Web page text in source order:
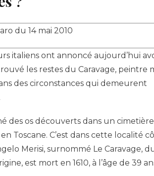
du 14 mai 2010
italiens ont annoncé aujourd’hui
les restes du Caravage, peintre
des circonstances qui demeurent
des os découverts dans un
Toscane. C’est dans cette localité
Merisi, surnommé Le Caravage,
est mort en 1610, à l’âge de 39